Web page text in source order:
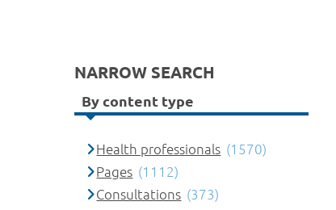
NARROW SEARCH
By content type
Health professionals (1570)
Pages (1112)
Consultations (373)